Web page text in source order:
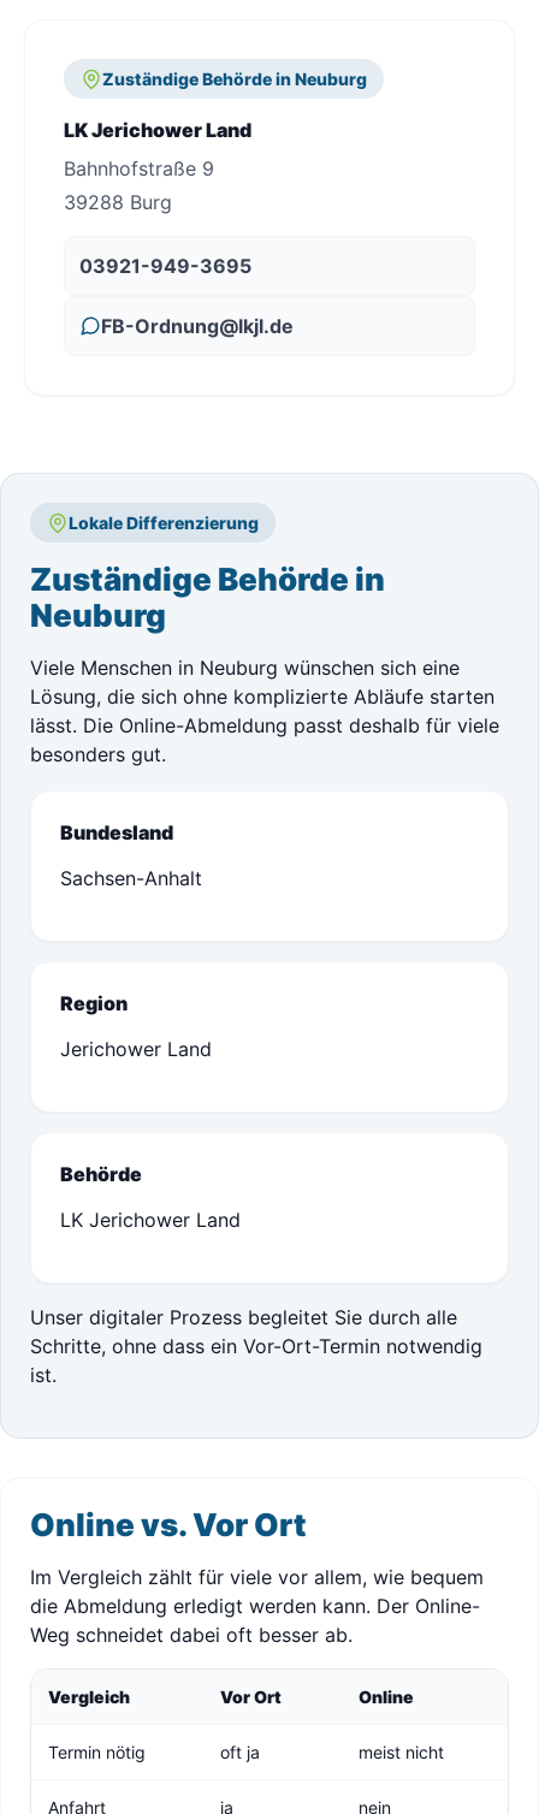
Zuständige Behörde in Neuburg
LK Jerichower Land
Bahnhofstraße 9
39288 Burg
03921-949-3695
FB-Ordnung@lkjl.de
Lokale Differenzierung
Zuständige Behörde in
Neuburg
Viele Menschen in Neuburg wünschen sich eine
Lösung, die sich ohne komplizierte Abläufe starten
lässt. Die Online-Abmeldung passt deshalb für viele
besonders gut.
Bundesland
Sachsen-Anhalt
Region
Jerichower Land
Behörde
LK Jerichower Land
Unser digitaler Prozess begleitet Sie durch alle
Schritte, ohne dass ein Vor-Ort-Termin notwendig
ist.
Online vs. Vor Ort
Im Vergleich zählt für viele vor allem, wie bequem
die Abmeldung erledigt werden kann. Der Online-
Weg schneidet dabei oft besser ab.
Vergleich Vor Ort Online
Termin nötig oft ja meist nicht
Anfahrt ja nein